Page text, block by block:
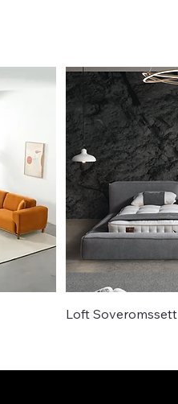
Loft Soveromssett